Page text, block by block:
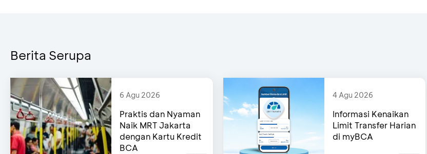
Berita Serupa
6 Agu 2026
Praktis dan Nyaman
Naik MRT Jakarta
dengan Kartu Kredit
BCA
4 Agu 2026
Informasi Kenaikan
Limit Transfer Harian
di myBCA